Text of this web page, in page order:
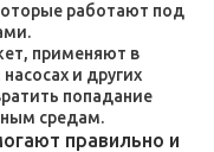
работают под
применяют в
и других
попадание
средам.
правильно и